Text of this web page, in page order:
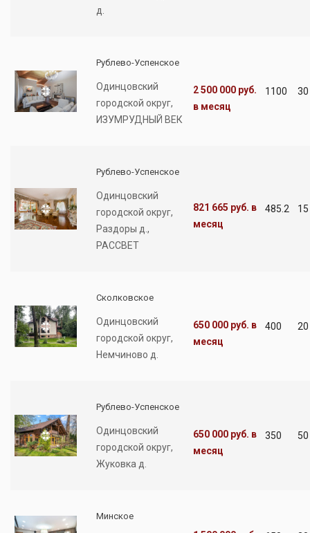
д.
Рублево-Успенское
Одинцовский
городской округ,
ИЗУМРУДНЫЙ ВЕК
2 500 000 руб.
в месяц
1100 30
Рублево-Успенское
Одинцовский
городской округ,
Раздоры д.,
РАССВЕТ
821 665 руб. в
месяц
485.2 15
Сколковское
Одинцовский
городской округ,
Немчиново д.
650 000 руб. в
месяц
400 20
Рублево-Успенское
Одинцовский
городской округ,
Жуковка д.
650 000 руб. в
месяц
350 50
Минское